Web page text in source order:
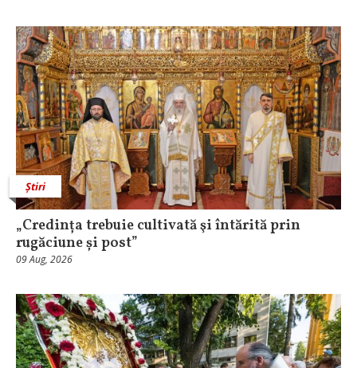
Știri
„Credința trebuie cultivată şi întărită prin
rugăciune și post”
09 Aug, 2026